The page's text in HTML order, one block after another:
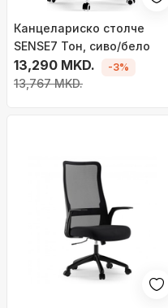
Канцелариско столче
SENSE7 Тон, сиво/бело
13,290 MKD.
13,767 MKD.
-3%